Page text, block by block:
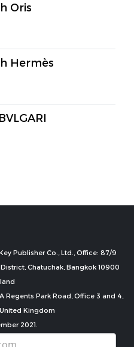
Oris
Hermès
Publisher Co., Ltd., Office: 87/9
Chatuchak, Bangkok 10900
Regents Park Road, Office 3 and 4,
Kingdom
2021.